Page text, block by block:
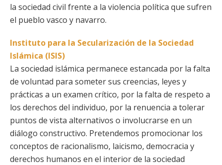
la sociedad civil frente a la violencia política que sufren
el pueblo vasco y navarro.
Instituto para la Secularización de la Sociedad
Islámica (ISIS)
La sociedad islámica permanece estancada por la falta
de voluntad para someter sus creencias, leyes y
prácticas a un examen crítico, por la falta de respeto a
los derechos del individuo, por la renuencia a tolerar
puntos de vista alternativos o involucrarse en un
diálogo constructivo. Pretendemos promocionar los
conceptos de racionalismo, laicismo, democracia y
derechos humanos en el interior de la sociedad